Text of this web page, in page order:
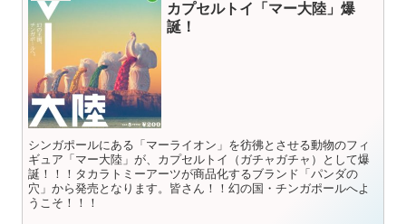
カプセルトイ「マー大陸」爆
誕！
シンガポールにある「マーライオン」を彷彿とさせる動物のフィ
ギュア「マー大陸」が、カプセルトイ（ガチャガチャ）として爆
誕！！！タカラトミーアーツが商品化するブランド「パンダの
穴」から発売となります。皆さん！！幻の国・チンガポールへよ
うこそ！！！